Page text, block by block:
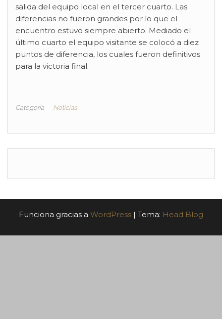
salida del equipo local en el tercer cuarto. Las
diferencias no fueron grandes por lo que el
encuentro estuvo siempre abierto. Mediado el
último cuarto el equipo visitante se colocó a diez
puntos de diferencia, los cuales fueron definitivos
para la victoria final.
Categoría Noticias
Funciona gracias a WordPress | Tema: Head Blog